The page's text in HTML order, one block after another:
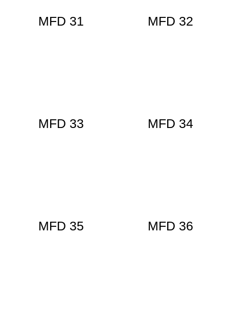
MFD 31 MFD 32
MFD 33 MFD 34
MFD 35 MFD 36